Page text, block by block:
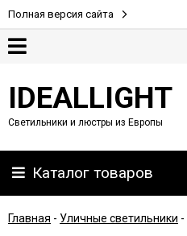
Полная версия сайта
Партнерам
Доставка
IDEALLIGHT
Светильники и люстры из Европы
Каталог товаров
Главная - Уличные светильники -